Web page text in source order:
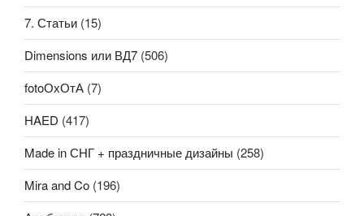
7. Статьи (15)
Dimensions или ВД7 (506)
fotoОхОтА (7)
HAED (417)
Made in СНГ + праздничные дизайны (258)
Mira and Co (196)